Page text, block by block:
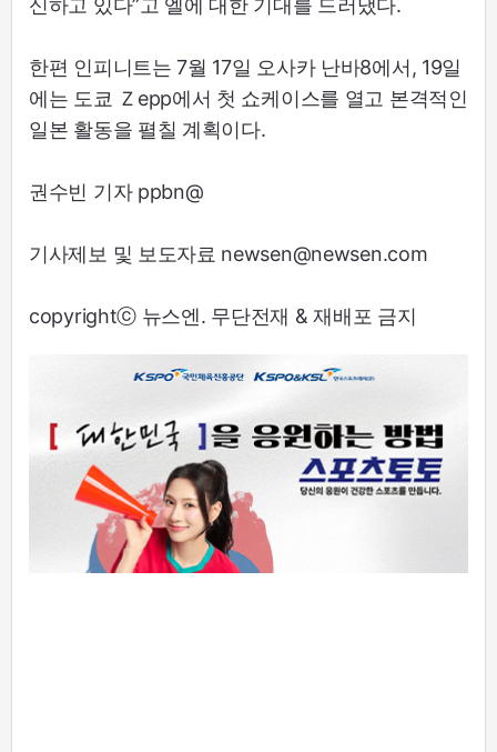
신하고 있다”고 엘에 대한 기대를 드러냈다.
한편 인피니트는 7월 17일 오사카 난바8에서, 19일
에는 도쿄 Ｚepp에서 첫 쇼케이스를 열고 본격적인
일본 활동을 펼칠 계획이다.
권수빈 기자 ppbn@
기사제보 및 보도자료 newsen@newsen.com
copyrightⓒ 뉴스엔. 무단전재 & 재배포 금지